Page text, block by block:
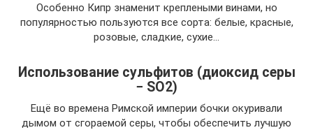
Особенно Кипр знаменит креплеными винами, но
популярностью пользуются все сорта: белые, красные,
розовые, сладкие, сухие…
Использование сульфитов (диоксид серы
− SO2)
Ещё во времена Римской империи бочки окуривали
дымом от сгораемой серы, чтобы обеспечить лучшую